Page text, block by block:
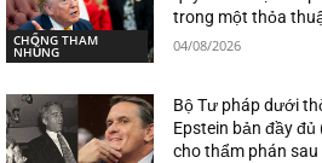
CHỐNG THAM
NHŨNG
trong một thỏa
04/08/2026
Bộ Tư pháp dưới
Epstein bản đầy
cho thẩm phán sau